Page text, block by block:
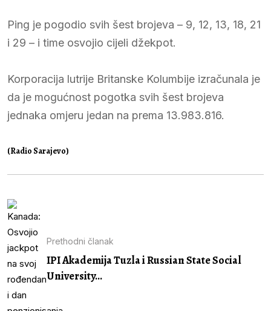
Ping je pogodio svih šest brojeva – 9, 12, 13, 18, 21
i 29 – i time osvojio cijeli džekpot.
Korporacija lutrije Britanske Kolumbije izračunala je
da je mogućnost pogotka svih šest brojeva
jednaka omjeru jedan na prema 13.983.816.
(Radio Sarajevo)
Prethodni članak
IPI Akademija Tuzla i Russian State Social
University...